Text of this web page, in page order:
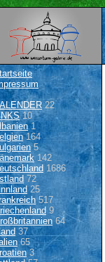
22
10
1
164
5
142
1686
72
25
517
9
64
37
65
3